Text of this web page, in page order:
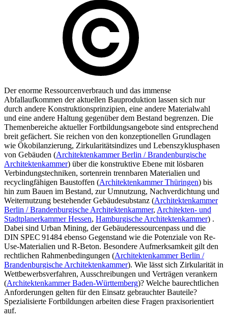
Der enorme Ressourcenverbrauch und das immense
Abfallaufkommen der aktuellen Bauproduktion lassen sich nur
durch andere Konstruktionsprinzipien, eine andere Materialwahl
und eine andere Haltung gegenüber dem Bestand begrenzen. Die
Themenbereiche aktueller Fortbildungsangebote sind entsprechend
breit gefächert. Sie reichen von den konzeptionellen Grundlagen
wie Ökobilanzierung, Zirkularitätsindizes und Lebenszyklusphasen
von Gebäuden (Architektenkammer Berlin / Brandenburgische
Architektenkammer) über die konstruktive Ebene mit lösbaren
Verbindungstechniken, sortenrein trennbaren Materialien und
recyclingfähigen Baustoffen (Architektenkammer Thüringen) bis
hin zum Bauen im Bestand, zur Umnutzung, Nachverdichtung und
Weiternutzung bestehender Gebäudesubstanz (Architektenkammer
Berlin / Brandenburgische Architektenkammer, Architekten- und
Stadtplanerkammer Hessen, Hamburgische Architektenkammer) .
Dabei sind Urban Mining, der Gebäuderessourcenpass und die
DIN SPEC 91484 ebenso Gegenstand wie die Potenziale von Re-
Use-Materialien und R-Beton. Besondere Aufmerksamkeit gilt den
rechtlichen Rahmenbedingungen (Architektenkammer Berlin /
Brandenburgische Architektenkammer). Wie lässt sich Zirkularität in
Wettbewerbsverfahren, Ausschreibungen und Verträgen verankern
(Architektenkammer Baden-Württemberg)? Welche baurechtlichen
Anforderungen gelten für den Einsatz gebrauchter Bauteile?
Spezialisierte Fortbildungen arbeiten diese Fragen praxisorientiert
auf.